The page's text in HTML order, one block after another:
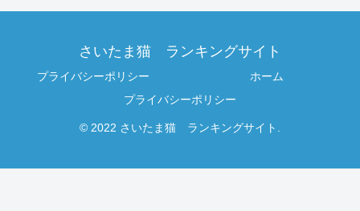
さいたま猫 ランキングサイト
プライバシーポリシー
ホーム
プライバシーポリシー
© 2022 さいたま猫 ランキングサイト.